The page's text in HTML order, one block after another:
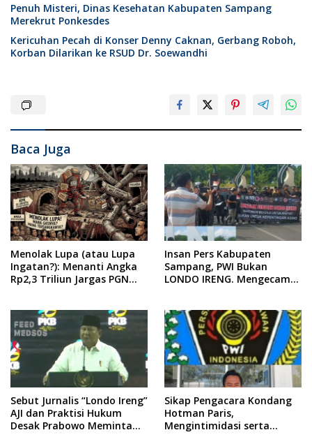
Penuh Misteri, Dinas Kesehatan Kabupaten Sampang
Merekrut Ponkesdes
Kericuhan Pecah di Konser Denny Caknan, Gerbang Roboh,
Korban Dilarikan ke RSUD Dr. Soewandhi
Baca Juga
Menolak Lupa (atau Lupa
Ingatan?): Menanti Angka
Rp2,3 Triliun Jargas PGN
Insan Pers Kabupaten
Sampang, PWI Bukan
LONDO IRENG. Mengecam
Republik Indonesia
Sebut Jurnalis “Londo Ireng”
AJI dan Praktisi Hukum
Desak Prabowo Meminta
Sikap Pengacara Kondang
Hotman Paris,
Mengintimidasi serta